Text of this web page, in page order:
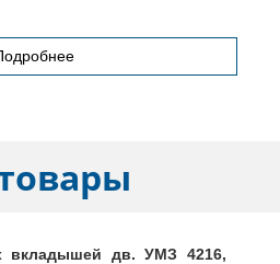
вкладышей дв. УМЗ 4216,